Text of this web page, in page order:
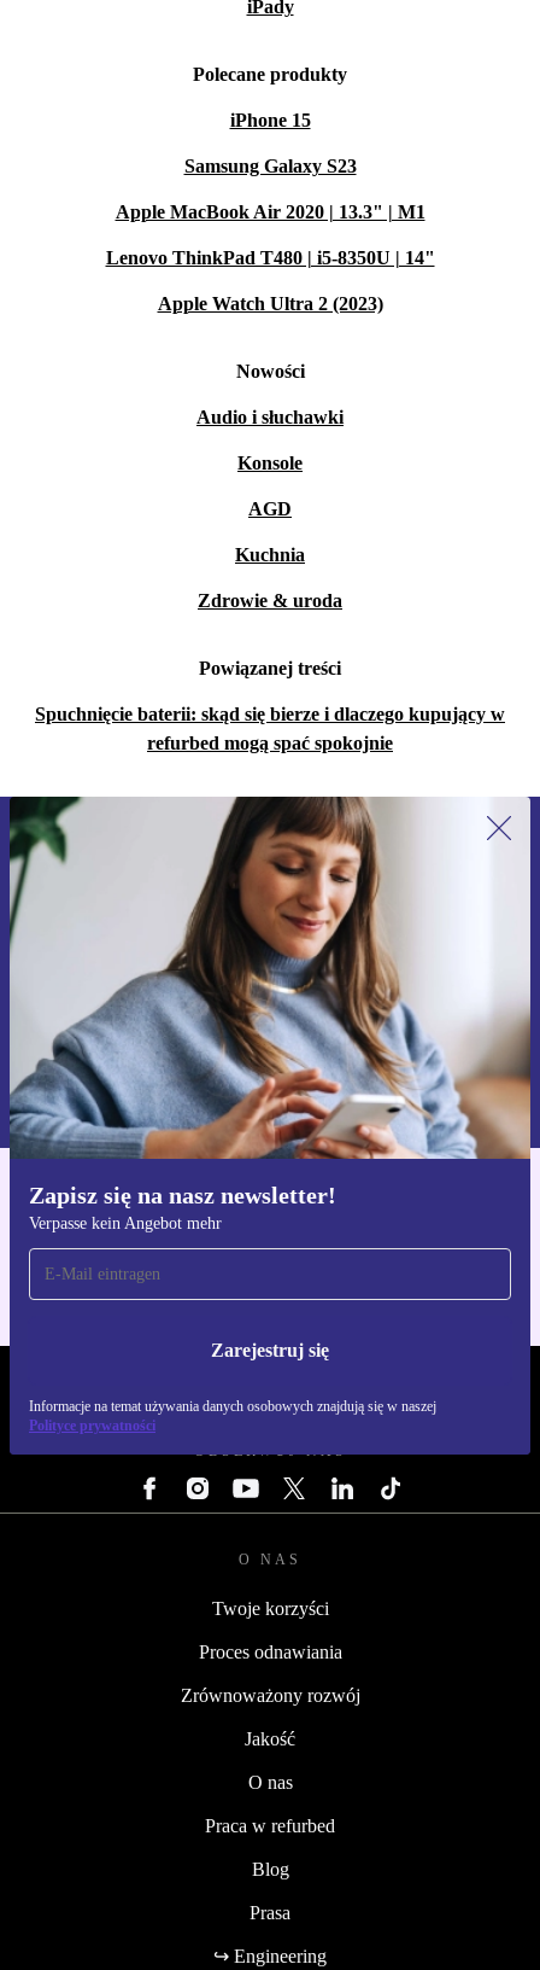
iPady
Polecane produkty
iPhone 15
Samsung Galaxy S23
Apple MacBook Air 2020 | 13.3" | M1
Lenovo ThinkPad T480 | i5-8350U | 14"
Apple Watch Ultra 2 (2023)
Nowości
Audio i słuchawki
Konsole
AGD
Kuchnia
Zdrowie & uroda
Powiązanej treści
Spuchnięcie baterii: skąd się bierze i dlaczego kupujący w
refurbed mogą spać spokojnie
Zapisz się na nasz newsletter!
Verpasse kein Angebot mehr
Zarejestruj się
Informacje na temat używania danych osobowych znajdują się w naszej
Polityce prywatności
Zapisz się na nasz newsletter!
Nie przegap żadnej oferty.
Zarejestruj się
Informacje na temat używania danych osobowych znajdują się w
naszej
Polityce prywatności
Pobierz aplikację refurbed
Dla iOS i Android
OBSERWUJ NAS
O NAS
Twoje korzyści
Proces odnawiania
Zrównoważony rozwój
Jakość
O nas
Praca w refurbed
Blog
Prasa
↪ Engineering